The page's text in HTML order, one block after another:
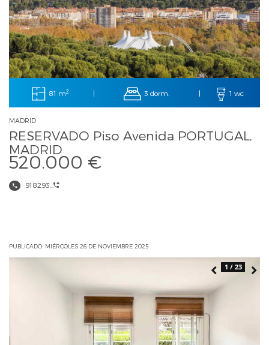
81 m2 | 3 dorm. | 1 wc
MADRID
RESERVADO Piso Avenida PORTUGAL,
MADRID
520.000 €
918293...
PUBLICADO: MIÉRCOLES 26 DE NOVIEMBRE 2025
1 / 23